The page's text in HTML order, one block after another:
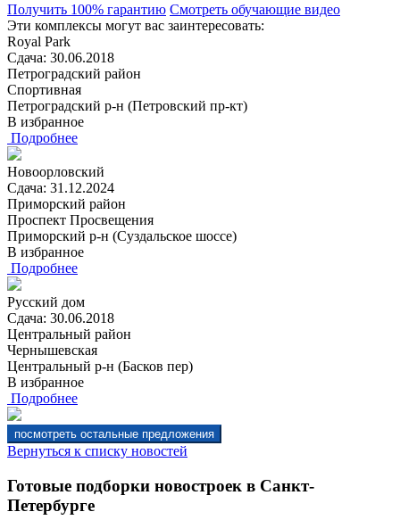
Получить 100% гарантию Смотреть обучающие видео
Эти комплексы могут вас заинтересовать:
Royal Park
Сдача: 30.06.2018
Петроградский район
Спортивная
Петроградский р-н (Петровский пр-кт)
В избранное
Подробнее
Новоорловский
Сдача: 31.12.2024
Приморский район
Проспект Просвещения
Приморский р-н (Суздальское шоссе)
В избранное
Подробнее
Русский дом
Сдача: 30.06.2018
Центральный район
Чернышевская
Центральный р-н (Басков пер)
В избранное
Подробнее
Вернуться к списку новостей
Готовые подборки новостроек в Санкт-
Петербурге